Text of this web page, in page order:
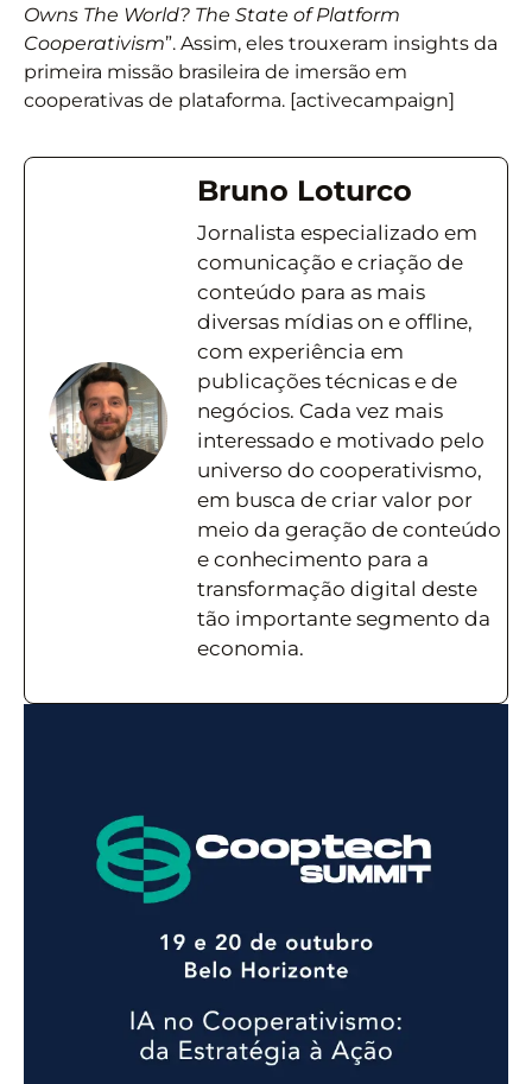
Owns The World? The State of Platform
Cooperativism”. Assim, eles trouxeram insights da
primeira missão brasileira de imersão em
cooperativas de plataforma. [activecampaign]
Bruno Loturco
Jornalista especializado em
comunicação e criação de
conteúdo para as mais
diversas mídias on e offline,
com experiência em
publicações técnicas e de
negócios. Cada vez mais
interessado e motivado pelo
universo do cooperativismo,
em busca de criar valor por
meio da geração de conteúdo
e conhecimento para a
transformação digital deste
tão importante segmento da
economia.